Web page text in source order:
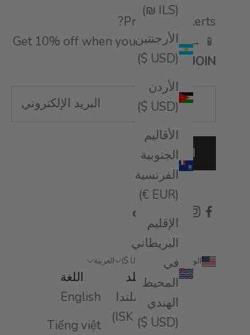
(ILS ₪)
الأرجنتين
(USD $)
الأردن
(USD $)
الأقاليم
الجنوبية
الفرنسية
(EUR €)
الإقليم
البريطاني
في
المحيط
الهندي
(USD $)
Prefer text alerts?
📱 Get 10% off when you join SMS →
JOIN
اشتراك
الولايات المتحدة (USD $)
البلد
آيسلندا
العربية
اللغة
English
Tiếng việt